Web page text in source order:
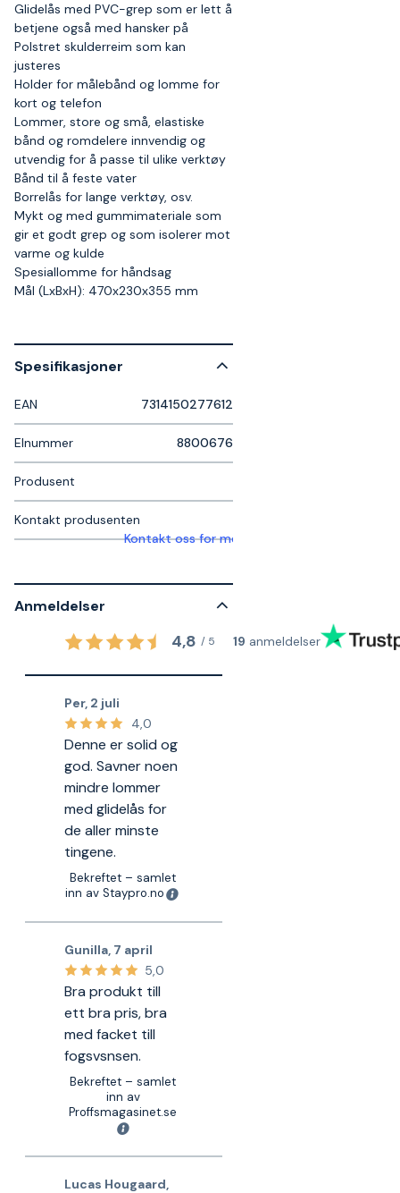
Glidelås med PVC-grep som er lett å
betjene også med hansker på
Polstret skulderreim som kan
justeres
Holder for målebånd og lomme for
kort og telefon
Lommer, store og små, elastiske
bånd og romdelere innvendig og
utvendig for å passe til ulike verktøy
Bånd til å feste vater
Borrelås for lange verktøy, osv.
Mykt og med gummimateriale som
gir et godt grep og som isolerer mot
varme og kulde
Spesiallomme for håndsag
Mål (LxBxH): 470x230x355 mm
Spesifikasjoner
EAN 7314150277612
Elnummer 8800676
Produsent
Kontakt produsenten
Kontakt oss for mer informasjon
Anmeldelser
4,8 / 5 19 anmeldelser
Per, 2 juli
4,0
Denne er solid og
god. Savner noen
mindre lommer
med glidelås for
de aller minste
tingene.
Bekreftet – samlet
inn av Staypro.no
Gunilla, 7 april
5,0
Bra produkt till
ett bra pris, bra
med facket till
fogsvsnsen.
Bekreftet – samlet
inn av
Proffsmagasinet.se
Lucas Hougaard,